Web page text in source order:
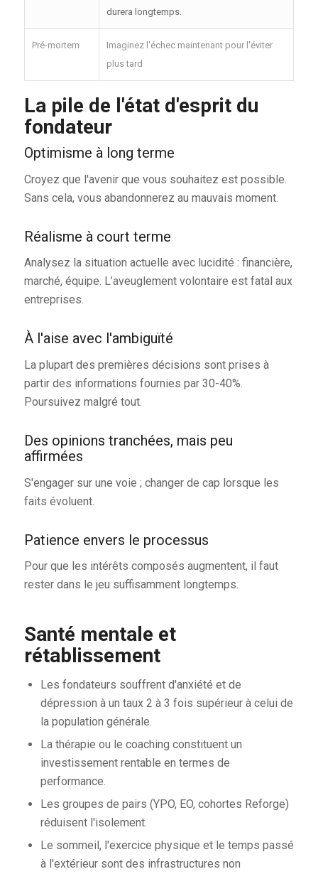
durera longtemps.
Pré-mortem
Imaginez l'échec maintenant pour l'éviter
plus tard
La pile de l'état d'esprit du
fondateur
Optimisme à long terme
Croyez que l'avenir que vous souhaitez est possible.
Sans cela, vous abandonnerez au mauvais moment.
Réalisme à court terme
Analysez la situation actuelle avec lucidité : financière,
marché, équipe. L’aveuglement volontaire est fatal aux
entreprises.
À l'aise avec l'ambiguïté
La plupart des premières décisions sont prises à
partir des informations fournies par 30-40%.
Poursuivez malgré tout.
Des opinions tranchées, mais peu
affirmées
S'engager sur une voie ; changer de cap lorsque les
faits évoluent.
Patience envers le processus
Pour que les intérêts composés augmentent, il faut
rester dans le jeu suffisamment longtemps.
Santé mentale et
rétablissement
Les fondateurs souffrent d'anxiété et de
dépression à un taux 2 à 3 fois supérieur à celui de
la population générale.
La thérapie ou le coaching constituent un
investissement rentable en termes de
performance.
Les groupes de pairs (YPO, EO, cohortes Reforge)
réduisent l'isolement.
Le sommeil, l'exercice physique et le temps passé
à l'extérieur sont des infrastructures non